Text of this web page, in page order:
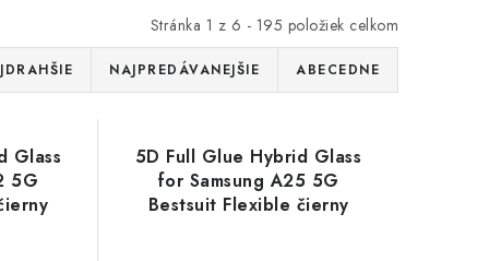
Stránka 1 z 6 - 195 položiek celkom
NAJPREDÁVANEJŠIE ABECEDNE
Glass
5G
5D Full Glue Hybrid Glass
for Samsung A25 5G
Bestsuit Flexible čierny